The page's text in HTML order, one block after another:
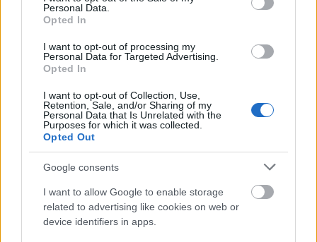
Personal Data.
Opted In
I want to opt-out of processing my
Personal Data for Targeted Advertising.
Opted In
I want to opt-out of Collection, Use,
Retention, Sale, and/or Sharing of my
Personal Data that Is Unrelated with the
Purposes for which it was collected.
Opted Out
Google consents
I want to allow Google to enable storage
related to advertising like cookies on web or
device identifiers in apps.